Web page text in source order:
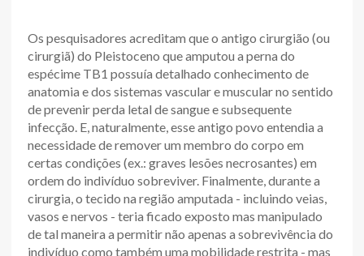
Os pesquisadores acreditam que o antigo cirurgião (ou
cirurgiã) do Pleistoceno que amputou a perna do
espécime TB1 possuía detalhado conhecimento de
anatomia e dos sistemas vascular e muscular no sentido
de prevenir perda letal de sangue e subsequente
infecção. E, naturalmente, esse antigo povo entendia a
necessidade de remover um membro do corpo em
certas condições (ex.: graves lesões necrosantes) em
ordem do indivíduo sobreviver. Finalmente, durante a
cirurgia, o tecido na região amputada - incluindo veias,
vasos e nervos - teria ficado exposto mas manipulado
de tal maneira a permitir não apenas a sobrevivência do
indivíduo como também uma mobilidade restrita - mas